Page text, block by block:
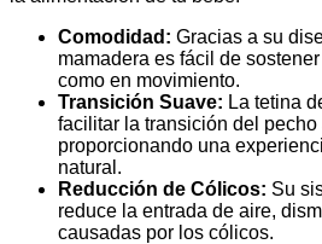
Comodidad: Gracias a su
mamadera es fácil de
como en movimiento.
Transición Suave: La tetina
facilitar la transición del pecho
proporcionando una
natural.
Reducción de Cólicos: Su
reduce la entrada de aire,
causadas por los cólicos.